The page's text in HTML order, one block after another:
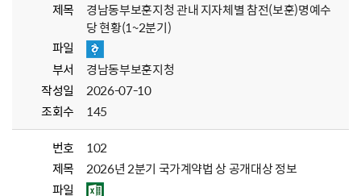
제목
경남동부보훈지청 관내 지자체별 참전(보훈)명예수
당 현황(1~2분기)
파일
부서
경남동부보훈지청
작성일
2026-07-10
조회수
145
번호
102
제목
2026년 2분기 국가계약법 상 공개대상 정보
파일